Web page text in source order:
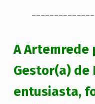
A Artemrede
Gestor(a) de
entusiasta,